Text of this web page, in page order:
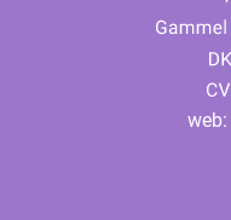
web: